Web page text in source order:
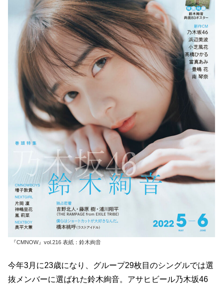
『CMNOW』vol.216 表紙：鈴木絢音
今年3月に23歳になり、グループ29枚目のシングルでは選
抜メンバーに選ばれた鈴木絢音。アサヒビール乃木坂46